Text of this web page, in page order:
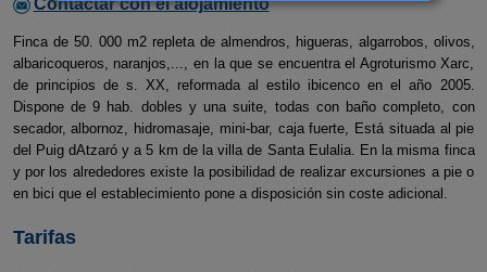
Contactar con el alojamiento
Finca de 50. 000 m2 repleta de almendros, higueras, algarrobos, olivos,
albaricoqueros, naranjos,..., en la que se encuentra el Agroturismo Xarc,
de principios de s. XX, reformada al estilo ibicenco en el año 2005.
Dispone de 9 hab. dobles y una suite, todas con baño completo, con
secador, albornoz, hidromasaje, mini-bar, caja fuerte, Está situada al pie
del Puig dAtzaró y a 5 km de la villa de Santa Eulalia. En la misma finca
y por los alrededores existe la posibilidad de realizar excursiones a pie o
en bici que el establecimiento pone a disposición sin coste adicional.
Tarifas